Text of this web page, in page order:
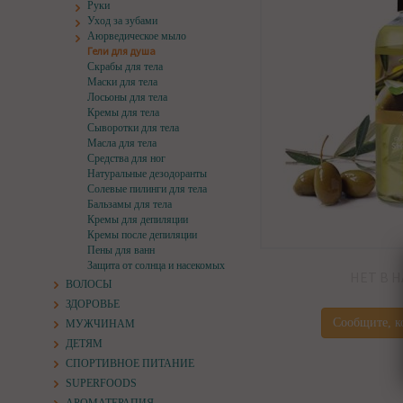
Руки
Уход за зубами
Аюрведическое мыло
Гели для душа
Скрабы для тела
Маски для тела
Лосьоны для тела
Кремы для тела
Сыворотки для тела
Масла для тела
Средства для ног
Натуральные дезодоранты
Солевые пилинги для тела
Бальзамы для тела
Кремы для депиляции
Кремы после депиляции
Пены для ванн
Защита от солнца и насекомых
ВОЛОСЫ
ЗДОРОВЬЕ
МУЖЧИНАМ
ДЕТЯМ
СПОРТИВНОЕ ПИТАНИЕ
SUPERFOODS
НЕТ В
Сообщите,